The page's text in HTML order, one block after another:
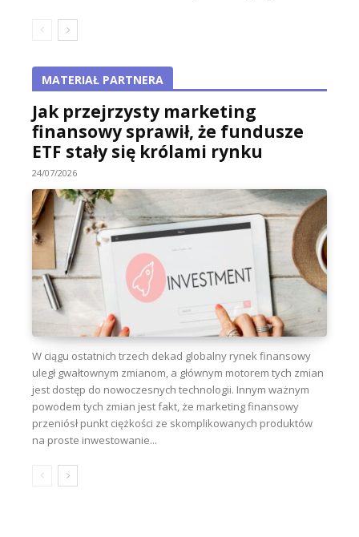
MATERIAŁ PARTNERA
Jak przejrzysty marketing
finansowy sprawił, że fundusze
ETF stały się królami rynku
24/07/2026
W ciągu ostatnich trzech dekad globalny rynek finansowy
uległ gwałtownym zmianom, a głównym motorem tych zmian
jest dostęp do nowoczesnych technologii. Innym ważnym
powodem tych zmian jest fakt, że marketing finansowy
przeniósł punkt ciężkości ze skomplikowanych produktów
na proste inwestowanie...